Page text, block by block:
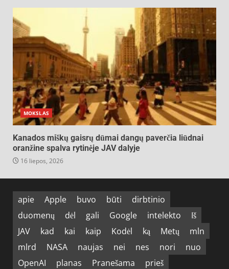
MOKSLAS
Kanados miškų gaisrų dūmai dangų paverčia liūdnai
oranžine spalva rytinėje JAV dalyje
16 liepos, 2026
apie Apple buvo būti
dirbtinio
duomenų
dėl gali Google intelekto
Iš
JAV
kad kai kaip Kodėl ką Metų
mln
mlrd
NASA naujas nei nes nori
nuo
OpenAI
planas Pranešama
prieš